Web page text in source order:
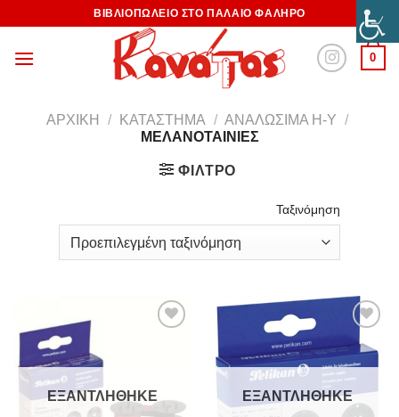
ΒΙΒΛΙΟΠΩΛΕΙΟ ΣΤΟ ΠΑΛΑΙΟ ΦΑΛΗΡΟ
0
ΑΡΧΙΚΉ / ΚΑΤΆΣΤΗΜΑ / ΑΝΑΛΏΣΙΜΑ Η-Υ /
ΜΕΛΑΝΟΤΑΙΝΊΕΣ
ΦΊΛΤΡΟ
Ταξινόμηση
Wishlist
ΕΞΑΝΤΛΉΘΗΚΕ
Προσθήκη
Wishlist
ΕΞΑΝΤΛΉΘΗΚΕ